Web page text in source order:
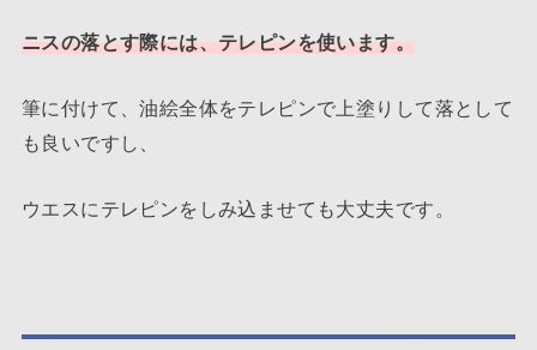
ニスの落とす際には、テレピンを使います。
筆に付けて、油絵全体をテレピンで上塗りして落として
も良いですし、
ウエスにテレピンをしみ込ませても大丈夫です。